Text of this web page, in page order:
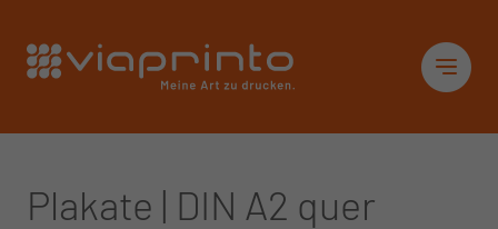
Plakate | DIN A2 quer